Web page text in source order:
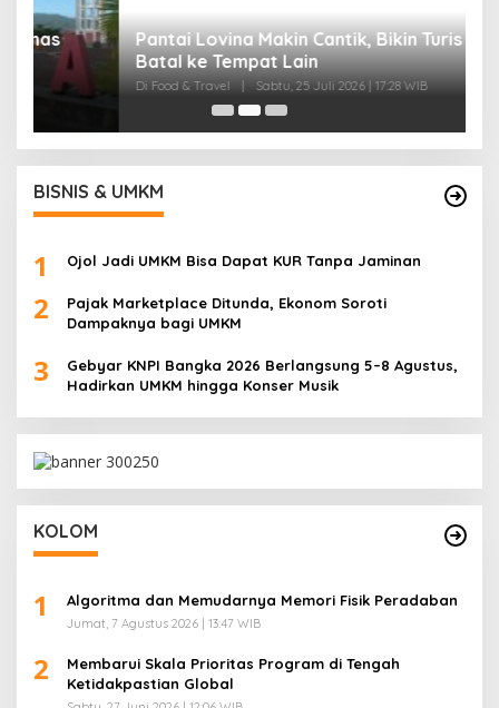
BISNIS & UMKM
1 Ojol Jadi UMKM Bisa Dapat KUR Tanpa Jaminan
2
Pajak Marketplace Ditunda, Ekonom Soroti
Dampaknya bagi UMKM
3
Gebyar KNPI Bangka 2026 Berlangsung 5–8 Agustus,
Hadirkan UMKM hingga Konser Musik
KOLOM
1 Algoritma dan Memudarnya Memori Fisik Peradaban
Jumat, 7 Agustus 2026 | 13:47 WIB
2
Membarui Skala Prioritas Program di Tengah
Ketidakpastian Global